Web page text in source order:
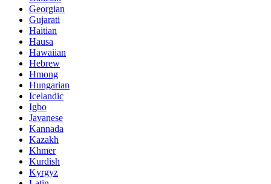
Georgian
Gujarati
Haitian
Hausa
Hawaiian
Hebrew
Hmong
Hungarian
Icelandic
Igbo
Javanese
Kannada
Kazakh
Khmer
Kurdish
Kyrgyz